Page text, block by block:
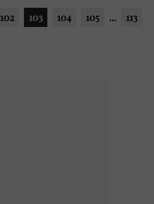
102 103 104 105 ...
113